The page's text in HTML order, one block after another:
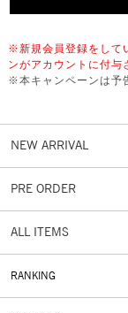
※新規会員登録をして
ンがアカウントに付与
※本キャンペーンは予
NEW ARRIVAL
PRE ORDER
ALL ITEMS
RANKING